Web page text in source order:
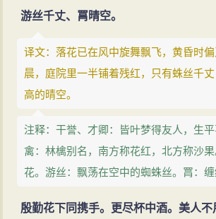
游丝千丈、罥晴空。
译文：落花已在风中旋舞飘飞，黄昏时
晨，庭院里一半铺着残红，只有蛛丝千
高的晴空。
注释：干誉、才卿：皆叶梦得友人，生
禽：林檎别名，南方称花红，北方称沙
花。游丝：飘荡在空中的蜘蛛丝。罥：缠
殷勤花下同携手。更尽杯中酒。美人